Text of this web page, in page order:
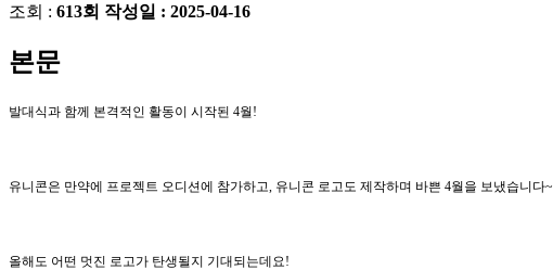
조회 : 613회 작성일 : 2025-04-16
본문
발대식과 함께 본격적인 활동이 시작된 4월!
유니콘은 만약에 프로젝트 오디션에 참가하고, 유니콘 로고도 제작하며 바쁜 4월을 보냈습니다~
올해도 어떤 멋진 로고가 탄생될지 기대되는데요!